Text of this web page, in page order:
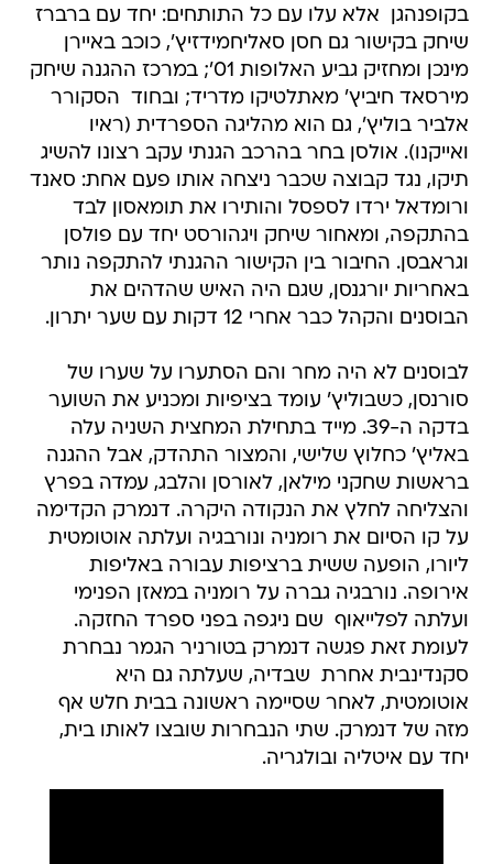
בקופנהגן  אלא עלו עם כל התותחים: יחד עם ברברז
שיחק בקישור גם חסן סאליחמידזיץ', כוכב באיירן
מינכן ומחזיק גביע האלופות 01'; במרכז ההגנה שיחק
מירסאד חיביץ' מאתלטיקו מדריד; ובחוד  הסקורר
אלביר בוליץ', גם הוא מהליגה הספרדית (ראיו
ואייקנו). אולסן בחר בהרכב הגנתי עקב רצונו להשיג
תיקו, נגד קבוצה שכבר ניצחה אותו פעם אחת: סאנד
ורומדאל ירדו לספסל והותירו את תומאסון לבד
בהתקפה, ומאחור שיחק ויגהורסט יחד עם פולסן
וגראבסן. החיבור בין הקישור ההגנתי להתקפה נותר
באחריות יורגנסן, שגם היה האיש שהדהים את
הבוסנים והקהל כבר אחרי 12 דקות עם שער יתרון.
לבוסנים לא היה מחר והם הסתערו על שערו של
סורנסן, כשבוליץ' עומד בציפיות ומכניע את השוער
בדקה ה-39. מייד בתחילת המחצית השניה עלה
באליץ' כחלוץ שלישי, והמצור התהדק, אבל ההגנה
בראשות שחקני מילאן, לאורסן והלבג, עמדה בפרץ 
והצליחה לחלץ את הנקודה היקרה. דנמרק הקדימה
על קו הסיום את רומניה ונורבגיה ועלתה אוטומטית
ליורו, הופעה ששית ברציפות עבורה באליפות
אירופה. נורבגיה גברה על רומניה במאזן הפנימי
ועלתה לפלייאוף  שם ניגפה בפני ספרד החזקה.
לעומת זאת פגשה דנמרק בטורניר הגמר נבחרת
סקנדינבית אחרת  שבדיה, שעלתה גם היא
אוטומטית, לאחר שסיימה ראשונה בבית חלש אף
מזה של דנמרק. שתי הנבחרות שובצו לאותו בית,
יחד עם איטליה ובולגריה.